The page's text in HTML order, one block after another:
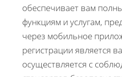
обеспечивает вам
функциям и услугам,
через мобильное
регистрации является
осуществляется с